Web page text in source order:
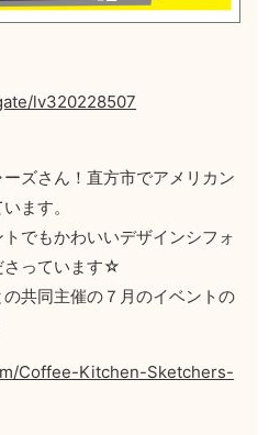
lv320228507
ズさん！直方市でアメリカン
ます。
でもかわいいデザインシフォ
さっています☆
共同主催の７月のイベントの
Coffee-Kitchen-Sketchers-